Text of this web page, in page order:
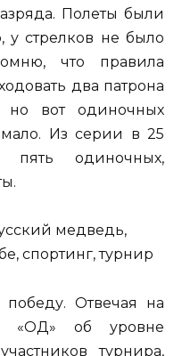
Полеты были
у стрелков не было
что правила
два патрона
вот одиночных
Из серии в 25
одиночных,
победу. Отвечая на
«ОД» об уровне
турнира,